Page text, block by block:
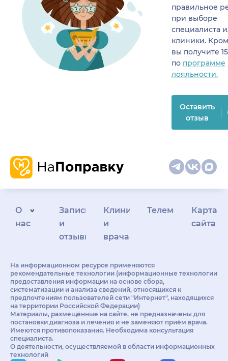
правильное
при выборе
специалиста
клиники.
вы получите
по программе
лояльности.
Оставить
отзыв
О
нас
Запись
и
отзывы
Клиникам
и
врачам
Телемедицина
Карта
сайта
На информационном ресурсе применяются
рекомендательные технологии (информационные технологии
предоставления информации на основе сбора,
систематизации и анализа сведений, относящихся к
предпочтениям пользователей сети "Интернет", находящихся
на территории Российской Федерации)
Материалы, размещённые на сайте, не предназначены для
постановки диагноза и лечения и не заменяют приём врача.
Имеются противопоказания. Необходима консультация
специалиста.
О деятельности, осуществляемой в области информационных
технологий